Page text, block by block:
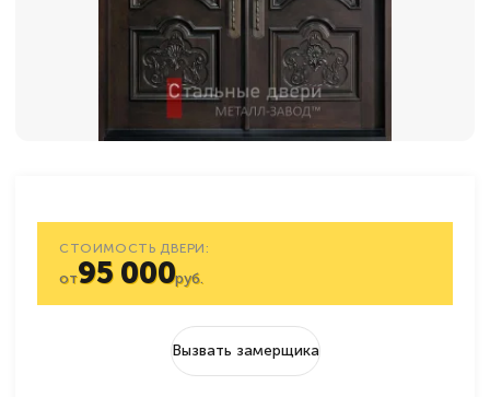
СТОИМОСТЬ ДВЕРИ:
от95 000руб.
Вызвать замерщика